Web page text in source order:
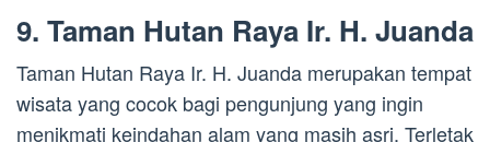
9. Taman Hutan Raya Ir. H. Juanda
Taman Hutan Raya Ir. H. Juanda merupakan tempat
wisata yang cocok bagi pengunjung yang ingin
menikmati keindahan alam yang masih asri. Terletak